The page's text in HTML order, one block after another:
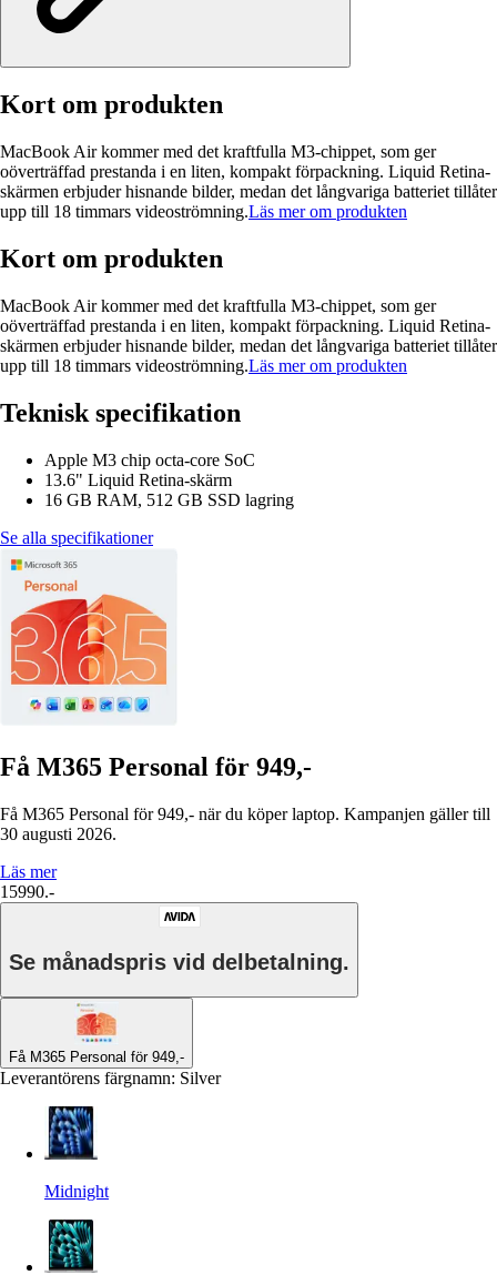
Kort om produkten
MacBook Air kommer med det kraftfulla M3-chippet, som ger
oöverträffad prestanda i en liten, kompakt förpackning. Liquid Retina-
skärmen erbjuder hisnande bilder, medan det långvariga batteriet tillåter
upp till 18 timmars videoströmning.Läs mer om produkten
Kort om produkten
MacBook Air kommer med det kraftfulla M3-chippet, som ger
oöverträffad prestanda i en liten, kompakt förpackning. Liquid Retina-
skärmen erbjuder hisnande bilder, medan det långvariga batteriet tillåter
upp till 18 timmars videoströmning.Läs mer om produkten
Teknisk specifikation
Apple M3 chip octa-core SoC
13.6" Liquid Retina-skärm
16 GB RAM, 512 GB SSD lagring
Se alla specifikationer
Få M365 Personal för 949,-
Få M365 Personal för 949,- när du köper laptop. Kampanjen gäller till
30 augusti 2026.
Läs mer
15990.-
Se månadspris vid delbetalning.
Få M365 Personal för 949,-
Leverantörens färgnamn: Silver
Midnight